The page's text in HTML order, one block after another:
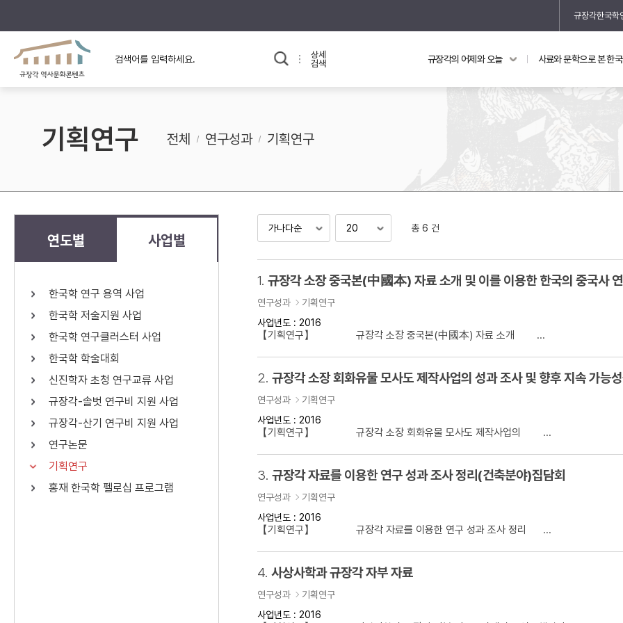
규장각한국학
규장각의 어제와 오늘
규장각 소개영상
사료와 문학으로 본
고대
조선 후기
근대
교과 연동 자료 의궤와 지리지
상세
검색
검색 연산자 사용안내
연산자
AND
OR 정조 OR 정약용 “정조” 또는 “정약용”이 포함된 자료를 검색
“정조”가 나온 후 “정약용”이 나오지 않는 자
료를 검색
규장각의 어제와 오늘 사료와 문학으로 본 한
기획연구 전체 연구성과 기획연구
연도별 사업별
한국학 연구 용역 사업
한국학 저술지원 사업
한국학 연구클러스터 사업
한국학 학술대회
신진학자 초청 연구교류 사업
규장각-솔벗 연구비 지원 사업
규장각-산기 연구비 지원 사업
연구논문
기획연구
홍재 한국학 펠로십 프로그램
총 6 건
1. 규장각 소장 중국본(中國本) 자료 소개 및 이를 이용한 한국의 중국사
연구성과
기획연구
사업년도 : 2016
【기획연구】 규장각 소장 중국본(中國本) 자료 소개 ...
2. 규장각 소장 회화유물 모사도 제작사업의 성과 조사 및 향후 지속 가능
연구성과
기획연구
사업년도 : 2016
【기획연구】 규장각 소장 회화유물 모사도 제작사업의 ...
3. 규장각 자료를 이용한 연구 성과 조사 정리(건축분야)집담회
연구성과
기획연구
사업년도 : 2016
【기획연구】 규장각 자료를 이용한 연구 성과 조사 정리 ...
4. 사상사학과 규장각 자부 자료
연구성과
기획연구
사업년도 : 2016